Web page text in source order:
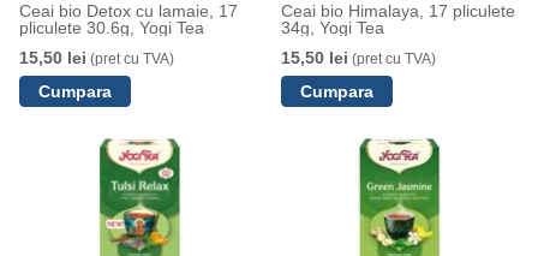
Ceai bio Detox cu lamaie, 17
pliculete 30.6g, Yogi Tea
15,50 lei (pret cu TVA)
Ceai bio Himalaya, 17 pliculete
34g, Yogi Tea
15,50 lei (pret cu TVA)